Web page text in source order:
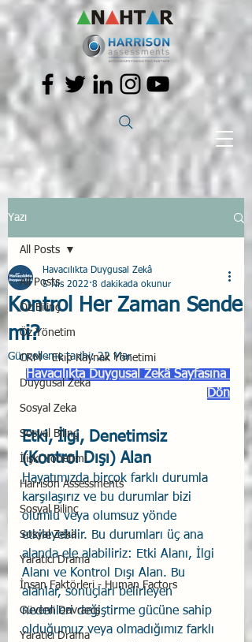
Yazı
All Posts
Öz Bilinç
Öz Yönetim
CRM - Ekip Kaynak Yönetimi
Duygusal Zeka
Sosyal Zeka
Sosyal Bilinç
İlişki Yönetimi
Harrison Assessments
Sosyal Bilinç
Sosyal Zeka
Yaratıcı Drama
İnsan Faktörleri - Human Factors
Güvenli Davranış
Yaratıcı Drama
All Posts
Kontrol Her Zaman Sende
mi?
Havacılıkta Duygusal Zekâ
5 Nis 2022 8 dakikada okunur
Güncelleme tarihi:22 Mar
Havacılıkta Duygusal Zekâ Sayfasına
Dön
Etki, İlgi, Denetimsiz
(Kontrol Dışı) Alan
Hayatımızda birçok farklı durumla
karşılaşırız ve bu durumlar bizi
olumlu veya olumsuz yönde
etkileyebilir. Bu durumları üç ana
alanda ele alabiliriz: Etki Alanı, İlgi
Alanı ve Kontrol Dışı Alan. Bu
alanlar, sonuçları belirleyen
nedenleri değiştirme gücüne sahip
olduğumuz veya olmadığımız farklı